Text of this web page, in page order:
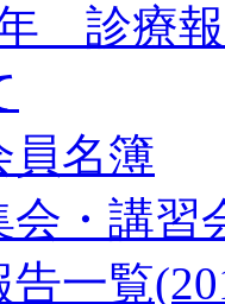
診療
員名簿
会・講習
告一覧